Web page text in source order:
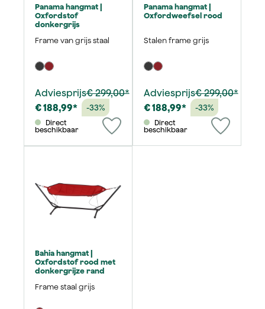
Panama hangmat |
Oxfordstof
donkergrijs
Frame van grijs staal
Adviesprijs€ 299,00*
€ 188,99*
-33%
beschikbaar
Panama hangmat |
Oxfordweefsel rood
Stalen frame grijs
Adviesprijs€ 299,00*
€ 188,99*
-33%
beschikbaar
Bahia hangmat |
Oxfordstof rood met
donkergrijze rand
Frame staal grijs